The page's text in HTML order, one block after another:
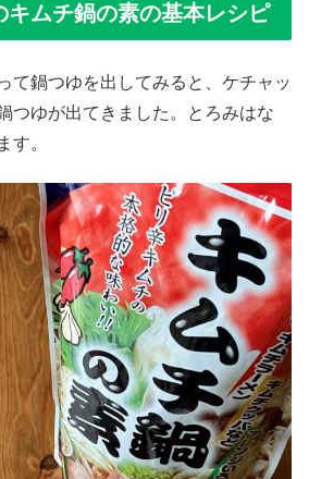
キムチ鍋の素の基本レシピ
て鍋つゆを出してみると、ケチャッ
つゆが出てきました。とろみはな
す。